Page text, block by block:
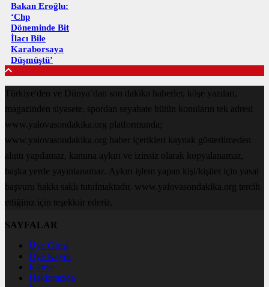
Bakan Eroğlu:
‘Chp
Döneminde Bit
İlacı Bile
Karaborsaya
Düşmüştü’
Türkiye'den ve Dünya’dan son dakika haberler, köşe yazıları,
magazinden siyasete, spordan seyahate bütün konuların tek adresi
www.yalovasondakika.org platformunda;
www.yalovasondakika.org haber içerikleri kaynak gösterilmeden
alıntı yapılamaz, kanuna aykırı ve izinsiz olarak kopyalanamaz,
başka yerde yayınlanamaz. Aykırı işlem yapan kişi/kişiler için yasal
başvuru hakkı saklı tutulmaktadır. www.yalovasondakika.org tercih
ettiğiniz için teşekkür ederiz.
SAYFALAR
Üye Girişi
Üye Kaydı
Künye
Hakkımızda